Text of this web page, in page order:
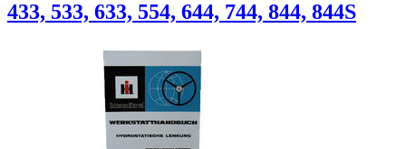
433, 533, 633, 554, 644, 744, 844, 844S